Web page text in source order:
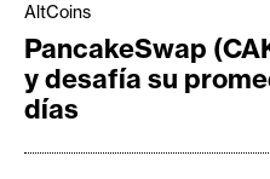
AltCoins
PancakeSwap
y desafía su
días